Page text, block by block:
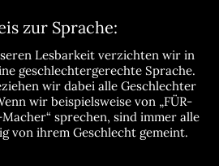
zur Sprache:
Lesbarkeit verzichten wir in
geschlechtergerechte Sprache.
wir dabei alle Geschlechter
wir beispielsweise von „FÜR-
sprechen, sind immer alle
von ihrem Geschlecht gemeint.